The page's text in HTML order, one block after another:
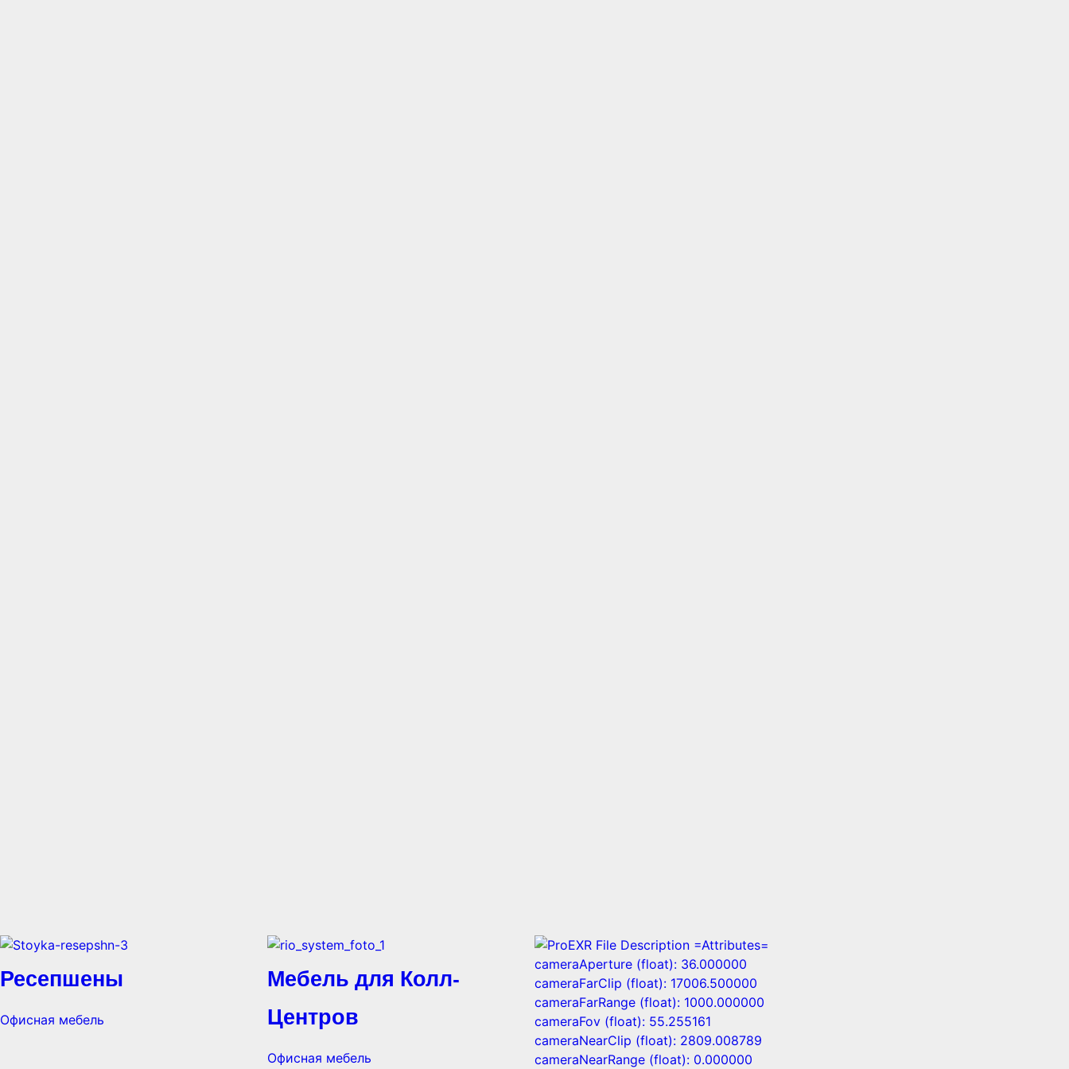
Ресепшены
Офисная мебель
Мебель для Колл-
Центров
Офисная мебель